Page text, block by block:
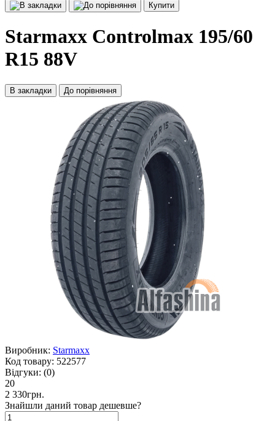
Купити
Starmaxx Controlmax 195/60
R15 88V
В закладки До порівняння
Виробник: Starmaxx
Код товару: 522577
Відгуки: (0)
20
2 330грн.
Знайшли даний товар дешевше?